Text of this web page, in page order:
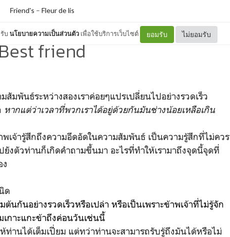
บนโยบายความเป็นส่วนตัว เพื่อใช้บริการเว็บไซต์ ยอมรับ ไม่ยอมรับ
Friend's – Fleur de lis
Best friend
นธ์ระหว่างสองเราค่อยๆแปรเปลี่ยนไปอย่างรวดเร็ว
หากแต่ว่าเวลาที่พวกเราได้อยู่ด้วยกันมันช่างน้อยเหลือเกิน
เจ้ารู้สึกถึงความอึดอัดในความสัมพันธ์ เป็นความรู้สึกที่ไม่ควร
งตัวท่านก็เกิดคำถามขึ้นมา อะไรที่ทำให้เรามาถึงจุดนี้จุดที่
ด
นกันอย่างรวดเร็วหรือเปล่า หรือเป็นเพราะข้าพเจ้าที่ไม่รู้จัก
กาะแกะข้าถึงค่อนวันเช่นนี้
ท่านได้เต็มเปี่ยม แต่ทว่าท่านจะสามารถรับรู้ถึงมันได้หรือไม่